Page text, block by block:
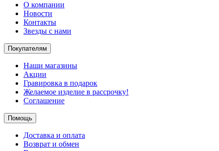
О компании
Новости
Контакты
Звезды с нами
Покупателям
Наши магазины
Акции
Гравировка в подарок
Желаемое изделие в рассрочку!
Соглашение
Помощь
Доставка и оплата
Возврат и обмен